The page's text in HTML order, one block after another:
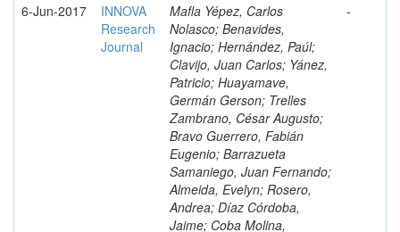
6-Jun-2017
INNOVA
Research
Journal
Mafla Yépez, Carlos
Nolasco; Benavides,
Ignacio; Hernández, Paúl;
Clavijo, Juan Carlos; Yánez,
Patricio; Huayamave,
Germán Gerson; Trelles
Zambrano, César Augusto;
Bravo Guerrero, Fabián
Eugenio; Barrazueta
Samaniego, Juan Fernando;
Almeida, Evelyn; Rosero,
Andrea; Díaz Córdoba,
Jaime; Coba Molina,
-